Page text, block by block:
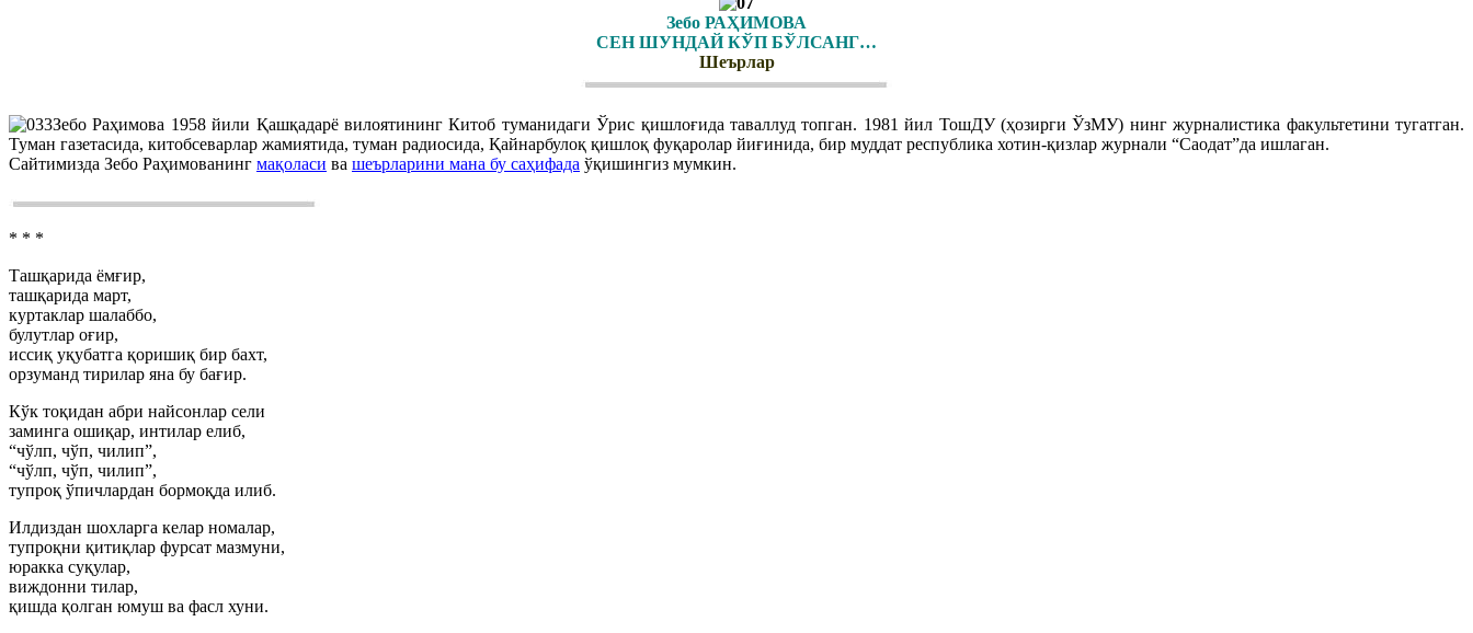
Зебо РАҲИМОВА
СЕН ШУНДАЙ КЎП БЎЛСАНГ…
Шеърлар
Зебо Раҳимова 1958 йили Қашқадарё вилоятининг Китоб туманидаги Ўрис қишлоғида таваллуд топган. 1981 йил ТошДУ (ҳозирги ЎзМУ) нинг журналистика факультетини тугатган.
Туман газетасида, китобсеварлар жамиятида, туман радиосида, Қайнарбулоқ қишлоқ фуқаролар йиғинида, бир муддат республика хотин-қизлар журнали “Саодат”да ишлаган.
Сайтимизда Зебо Раҳимованинг мақоласи ва шеърларини мана бу саҳифада ўқишингиз мумкин.
* * *
Ташқарида ёмғир,
ташқарида март,
куртаклар шалаббо,
булутлар оғир,
иссиқ уқубатга қоришиқ бир бахт,
орзуманд тирилар яна бу бағир.
Кўк тоқидан абри найсонлар сели
заминга ошиқар, интилар елиб,
“чўлп, чўп, чилип”,
“чўлп, чўп, чилип”,
тупроқ ўпичлардан бормоқда илиб.
Илдиздан шохларга келар номалар,
тупроқни қитиқлар фурсат мазмуни,
юракка суқулар,
виждонни тилар,
қишда қолган юмуш ва фасл хуни.